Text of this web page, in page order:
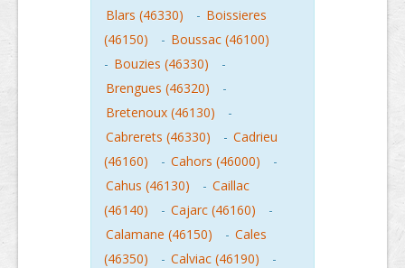
Blars (46330)
- Boissieres
(46150)
- Boussac (46100)
- Bouzies (46330)
-
Brengues (46320)
-
Bretenoux (46130)
-
Cabrerets (46330)
- Cadrieu
(46160)
- Cahors (46000)
-
Cahus (46130)
- Caillac
(46140)
- Cajarc (46160)
-
Calamane (46150)
- Cales
(46350)
- Calviac (46190)
-